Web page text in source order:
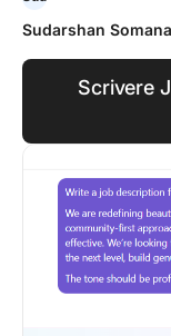
Sudarshan
Scrivere